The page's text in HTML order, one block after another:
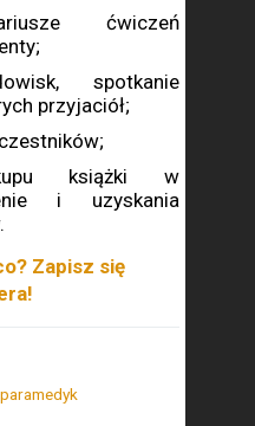
ćwiczeń
spotkanie
przyjaciół;
książki w
i uzyskania
Zapisz się
paramedyk